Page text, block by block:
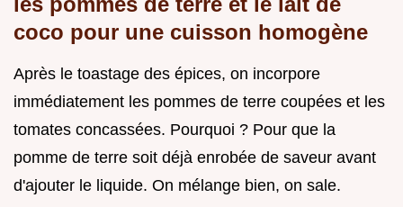
coco pour une cuisson homogène
Après le toastage des épices, on incorpore
immédiatement les pommes de terre coupées et les
tomates concassées. Pourquoi ? Pour que la
pomme de terre soit déjà enrobée de saveur avant
d'ajouter le liquide. On mélange bien, on sale.